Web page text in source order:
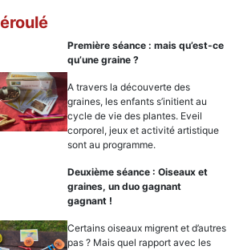
Première séance : mais qu’est-ce
qu’une graine ?
A travers la découverte des
graines, les enfants s’initient au
cycle de vie des plantes. Eveil
corporel, jeux et activité artistique
sont au programme.
Deuxième séance : Oiseaux et
graines, un duo gagnant
gagnant !
Certains oiseaux migrent et d’autres
pas ? Mais quel rapport avec les